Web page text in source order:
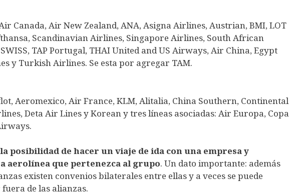
Canada, Air New Zealand, ANA, Asigna Airlines, Austrian, BMI, LOT
Scandinavian Airlines, Singapore Airlines, South African
TAP Portugal, THAI United and US Airways, Air China, Egypt
y Turkish Airlines. Se esta por agregar TAM.
Aeromexico, Air France, KLM, Alitalia, China Southern, Continental
Deta Air Lines y Korean y tres líneas asociadas: Air Europa, Copa
posibilidad de hacer un viaje de ida con una empresa y
aerolínea que pertenezca al grupo. Un dato importante: además
existen convenios bilaterales entre ellas y a veces se puede
de las alianzas.